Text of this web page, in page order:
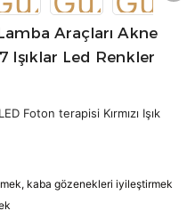
Araçları Akne
Işıklar Led Renkler
Foton terapisi Kırmızı Işık
kaba gözenekleri iyileştirmek